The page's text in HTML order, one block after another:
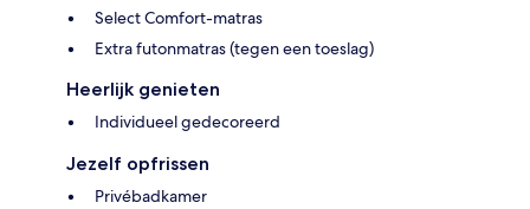
Select Comfort-matras
Extra futonmatras (tegen een toeslag)
Heerlijk genieten
Individueel gedecoreerd
Jezelf opfrissen
Privébadkamer